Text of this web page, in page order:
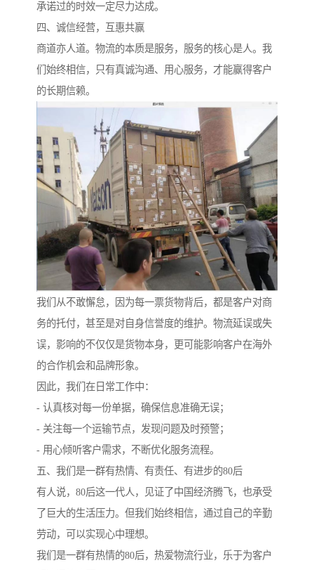
承诺过的时效一定尽力达成。
四、诚信经营，互惠共赢
商道亦人道。物流的本质是服务，服务的核心是人。我
们始终相信，只有真诚沟通、用心服务，才能赢得客户
的长期信赖。
我们从不敢懈怠，因为每一票货物背后，都是客户对商
务的托付，甚至是对自身信誉度的维护。物流延误或失
误，影响的不仅仅是货物本身，更可能影响客户在海外
的合作机会和品牌形象。
因此，我们在日常工作中：
- 认真核对每一份单据，确保信息准确无误；
- 关注每一个运输节点，发现问题及时预警；
- 用心倾听客户需求，不断优化服务流程。
五、我们是一群有热情、有责任、有进步的80后
有人说，80后这一代人，见证了中国经济腾飞，也承受
了巨大的生活压力。但我们始终相信，通过自己的辛勤
劳动，可以实现心中理想。
我们是一群有热情的80后，热爱物流行业，乐于为客户